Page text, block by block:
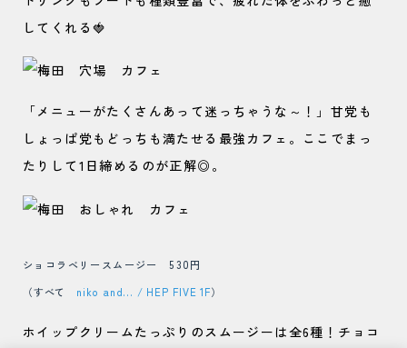
してくれる🍓
「メニューがたくさんあって迷っちゃうな～！」甘党も
しょっぱ党もどっちも満たせる最強カフェ。ここでまっ
たりして1日締めるのが正解◎。
ショコラベリースムージー 530円
（すべて niko and... / HEP FIVE 1F）
ホイップクリームたっぷりのスムージーは全6種！チョコ